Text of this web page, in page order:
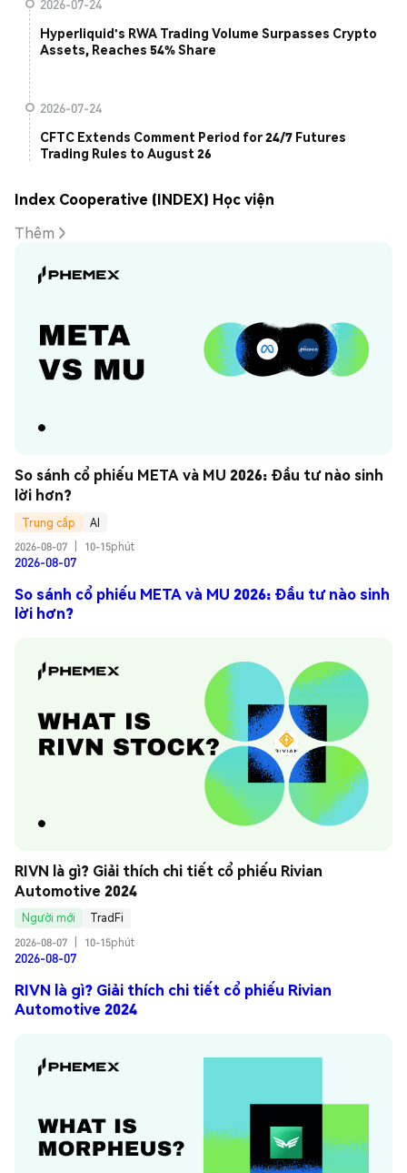
2026-07-24
Hyperliquid's RWA Trading Volume Surpasses Crypto
Assets, Reaches 54% Share
2026-07-24
CFTC Extends Comment Period for 24/7 Futures
Trading Rules to August 26
Index Cooperative (INDEX) Học viện
Thêm
So sánh cổ phiếu META và MU 2026: Đầu tư nào sinh
lời hơn?
Trung cấp
AI
2026-08-07
10-15phút
2026-08-07
So sánh cổ phiếu META và MU 2026: Đầu tư nào sinh
lời hơn?
RIVN là gì? Giải thích chi tiết cổ phiếu Rivian
Automotive 2024
Người mới
TradFi
2026-08-07
10-15phút
2026-08-07
RIVN là gì? Giải thích chi tiết cổ phiếu Rivian
Automotive 2024